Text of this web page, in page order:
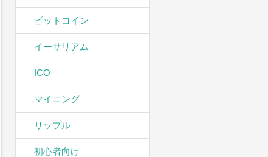
ビットコイン
イーサリアム
ICO
マイニング
リップル
初心者向け